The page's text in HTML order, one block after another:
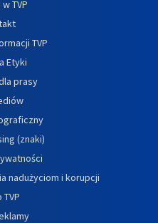
TVP
TVP
Etyki
prasy
(znaki)
nadużyciom i korupcji